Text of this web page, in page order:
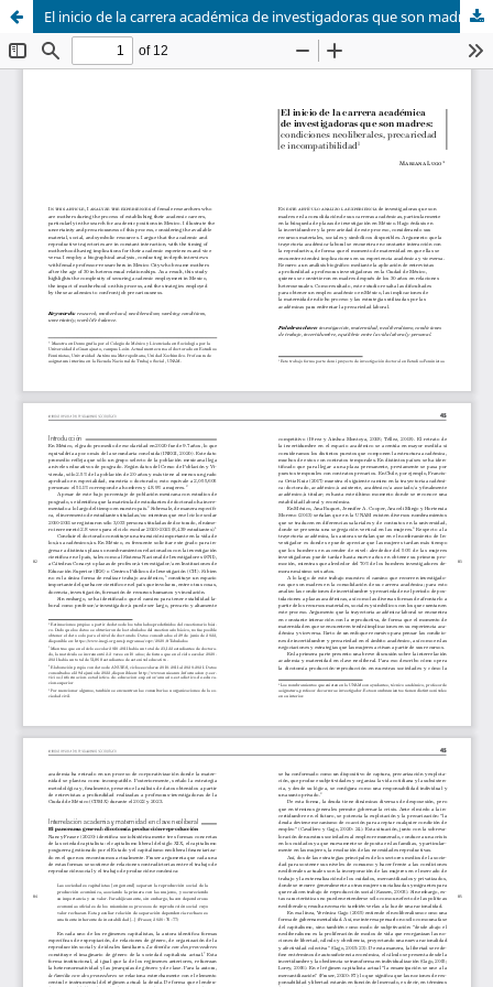
El inicio de la carrera académica de investigadoras que son madres: